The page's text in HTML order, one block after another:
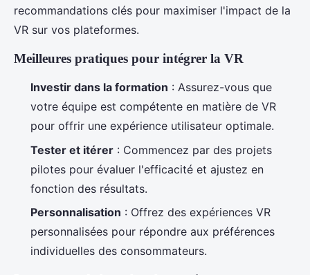
recommandations clés pour maximiser l'impact de la
VR sur vos plateformes.
Meilleures pratiques pour intégrer la VR
Investir dans la formation : Assurez-vous que
votre équipe est compétente en matière de VR
pour offrir une expérience utilisateur optimale.
Tester et itérer : Commencez par des projets
pilotes pour évaluer l'efficacité et ajustez en
fonction des résultats.
Personnalisation : Offrez des expériences VR
personnalisées pour répondre aux préférences
individuelles des consommateurs.